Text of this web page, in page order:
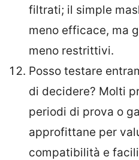
filtrati; il simple
meno efficace, ma
meno restrittivi.
Posso testare
di decidere? Molti
periodi di prova o
approfittane per
compatibilità e